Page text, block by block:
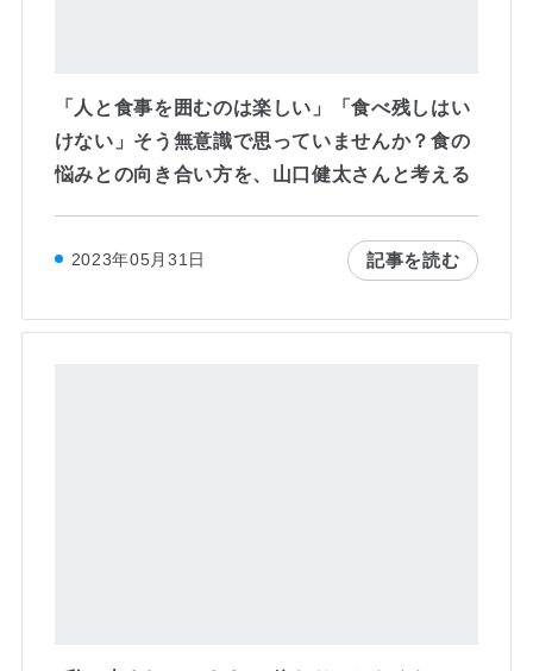
「人と食事を囲むのは楽しい」「食べ残しはい
けない」そう無意識で思っていませんか？食の
悩みとの向き合い方を、山口健太さんと考える
2023年05月31日 記事を読む